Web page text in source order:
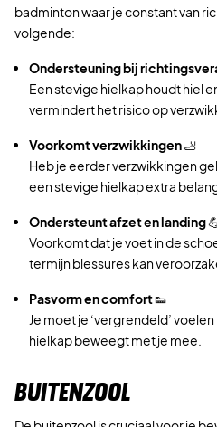
badminton waar je constant van
volgende:
Ondersteuning bij
Een stevige hielkap houdt hiel
vermindert het risico op
Voorkomt verzwikkingen🦶
Heb je eerder verzwikkingen
een stevige hielkap extra
Ondersteunt afzet en landing
Voorkomt dat je voet in de
termijn blessures kan
Pasvorm en comfort👟
Je moet je ‘vergrendeld’
hielkap beweegt met je mee.
BUITENZOOL